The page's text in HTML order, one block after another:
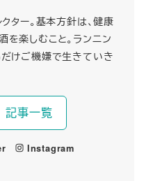
ター。基本方針は、健康
楽しむこと。ランニン
だけご機嫌で生きていき
記事一覧
Instagram